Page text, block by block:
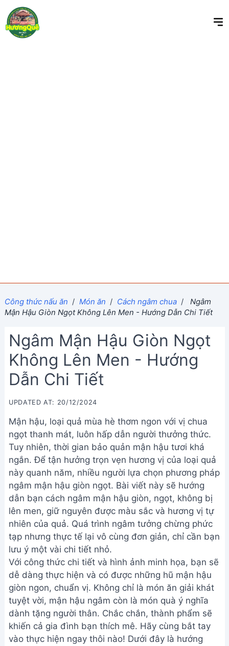
Công thức nấu ăn / Món ăn / Cách ngâm chua /
Ngâm
Mận Hậu Giòn Ngọt Không Lên Men - Hướng Dẫn Chi Tiết
Ngâm Mận Hậu Giòn Ngọt
Không Lên Men - Hướng
Dẫn Chi Tiết
UPDATED AT: 20/12/2024
Mận hậu, loại quả mùa hè thơm ngon với vị chua
ngọt thanh mát, luôn hấp dẫn người thưởng thức.
Tuy nhiên, thời gian bảo quản mận hậu tươi khá
ngắn. Để tận hưởng trọn vẹn hương vị của loại quả
này quanh năm, nhiều người lựa chọn phương pháp
ngâm mận hậu giòn ngọt. Bài viết này sẽ hướng
dẫn bạn cách ngâm mận hậu giòn, ngọt, không bị
lên men, giữ nguyên được màu sắc và hương vị tự
nhiên của quả. Quá trình ngâm tưởng chừng phức
tạp nhưng thực tế lại vô cùng đơn giản, chỉ cần bạn
lưu ý một vài chi tiết nhỏ.
Với công thức chi tiết và hình ảnh minh họa, bạn sẽ
dễ dàng thực hiện và có được những hũ mận hậu
giòn ngon, chuẩn vị. Không chỉ là món ăn giải khát
tuyệt vời, mận hậu ngâm còn là món quà ý nghĩa
dành tặng người thân. Chắc chắn, thành phẩm sẽ
khiến cả gia đình bạn thích mê. Hãy cùng bắt tay
vào thực hiện ngay thôi nào! Dưới đây là hướng